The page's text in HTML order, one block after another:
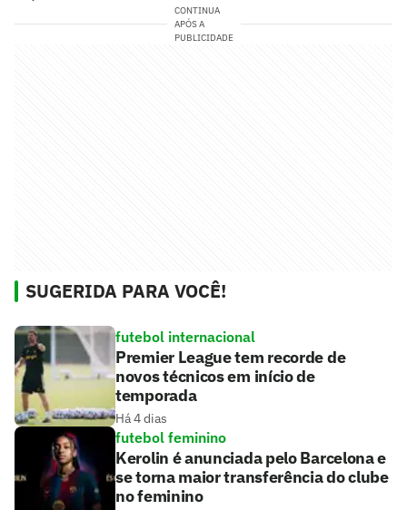
CONTINUA
APÓS A
PUBLICIDADE
SUGERIDA PARA VOCÊ!
futebol internacional
Premier League tem recorde de
novos técnicos em início de
temporada
Há 4 dias
futebol feminino
Kerolin é anunciada pelo Barcelona e
se torna maior transferência do clube
no feminino